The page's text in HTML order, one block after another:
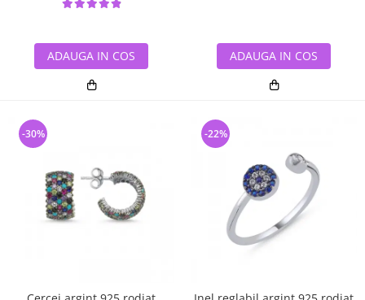
ADAUGA IN COS ADAUGA IN COS
-30% -22%